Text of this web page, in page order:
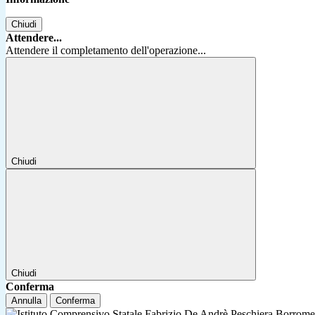
Chiudi
Attendere...
Attendere il completamento dell'operazione...
Chiudi
Chiudi
Conferma
Annulla Conferma